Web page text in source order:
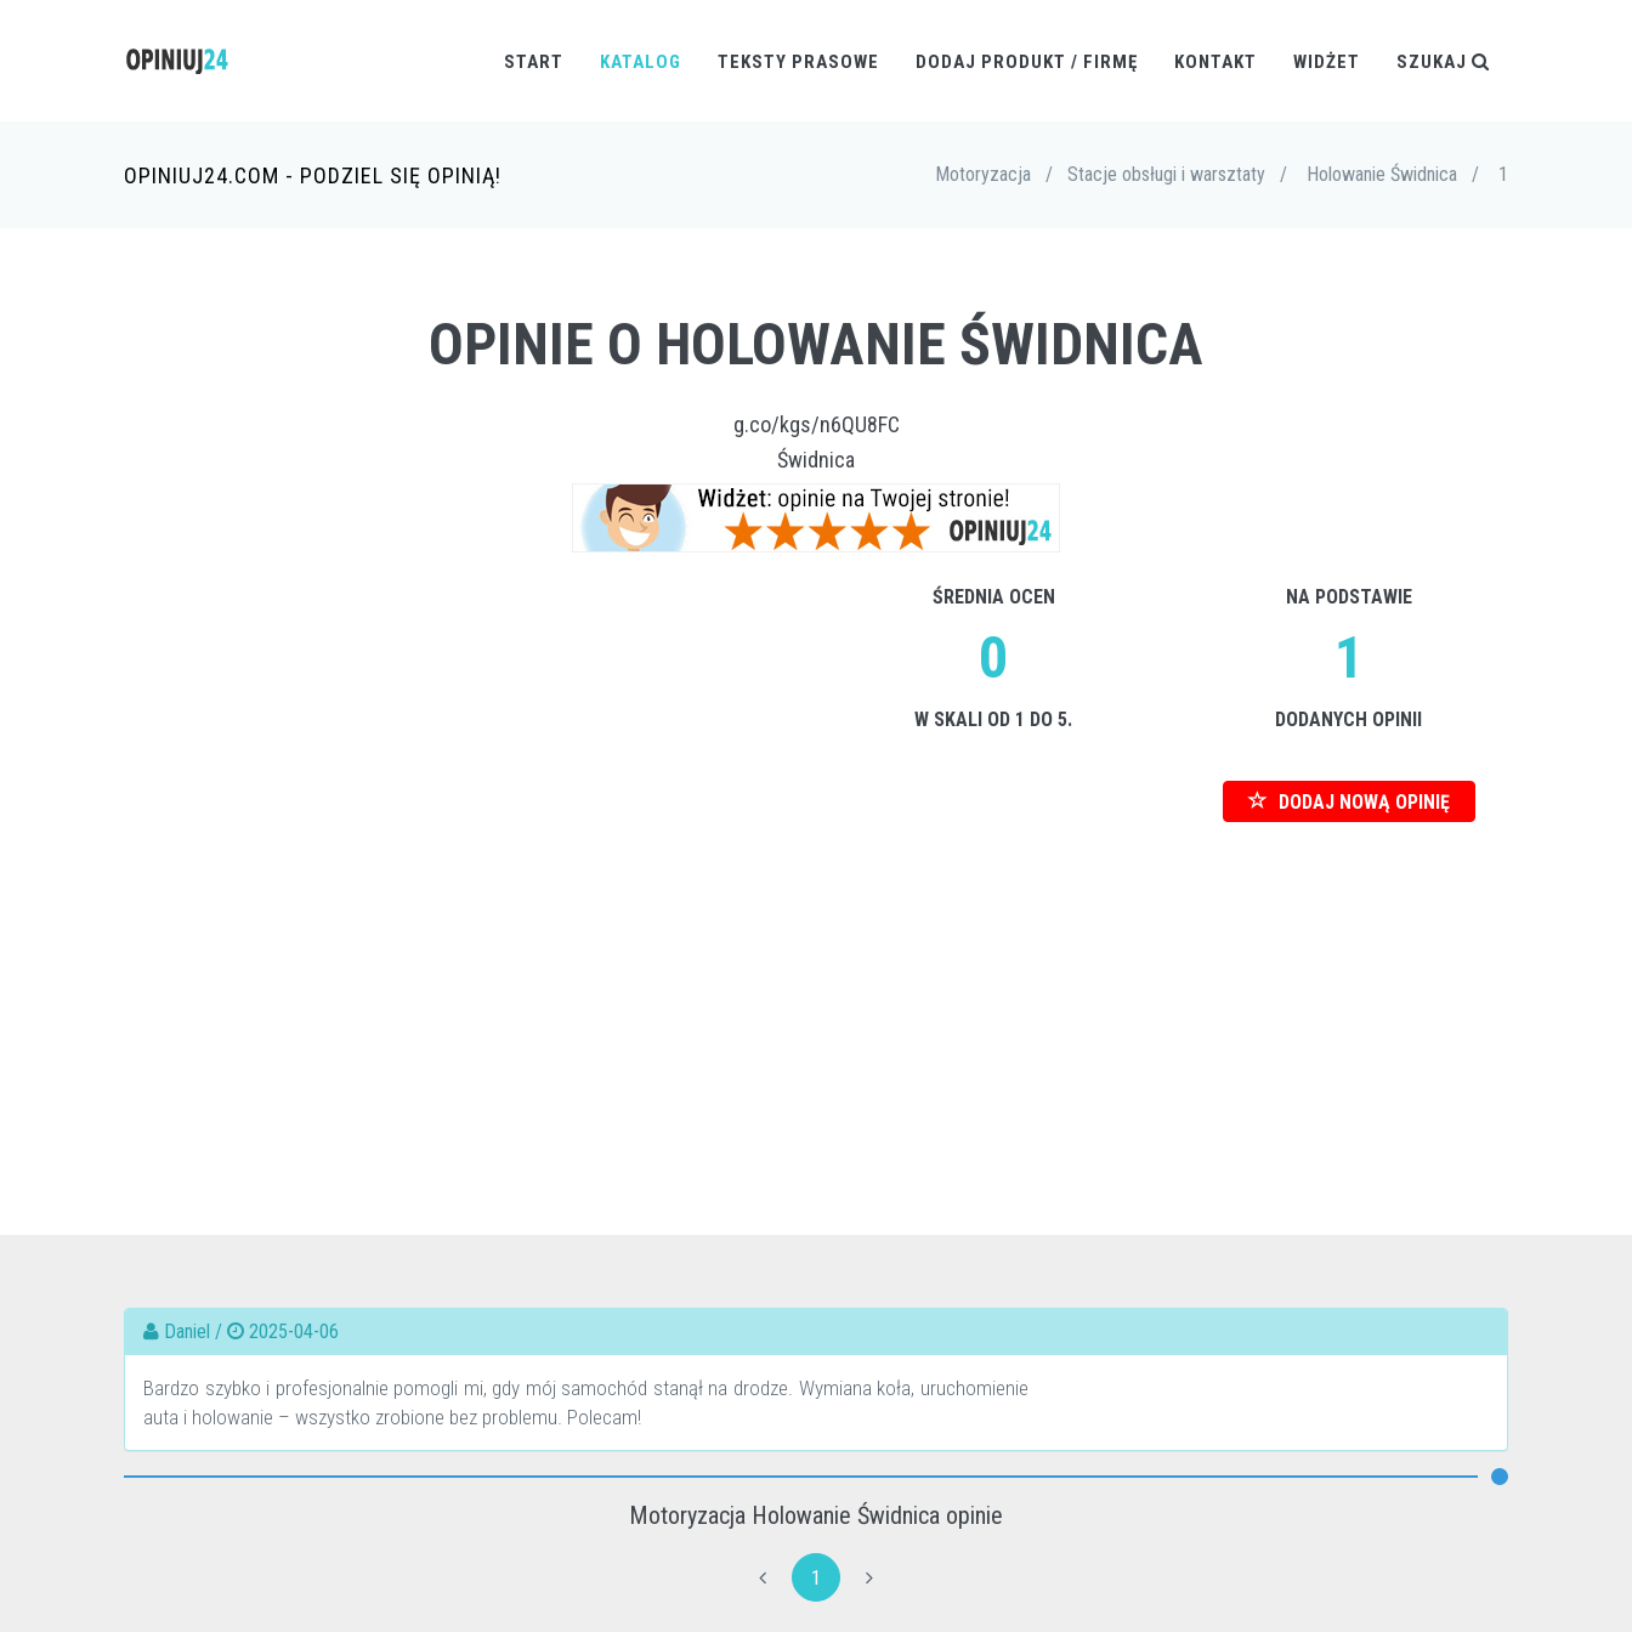
START KATALOG TEKSTY PRASOWE DODAJ PRODUKT / FIRMĘ KONTAKT WIDŻET SZUKAJ
OPINIUJ24.COM - PODZIEL SIĘ OPINIĄ! Motoryzacja / Stacje obsługi i warsztaty / Holowanie Świdnica / 1
OPINIE O HOLOWANIE ŚWIDNICA
g.co/kgs/n6QU8FC
Świdnica
ŚREDNIA OCEN
0
W SKALI OD 1 DO 5.
NA PODSTAWIE
1
DODANYCH OPINII
DODAJ NOWĄ OPINIĘ
Daniel / 2025-04-06
Bardzo szybko i profesjonalnie pomogli mi, gdy mój samochód stanął na drodze. Wymiana koła, uruchomienie
auta i holowanie – wszystko zrobione bez problemu. Polecam!
Motoryzacja Holowanie Świdnica opinie
1